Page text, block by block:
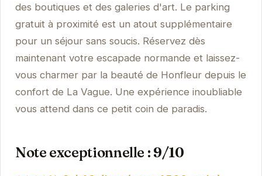
des boutiques et des galeries d'art. Le parking
gratuit à proximité est un atout supplémentaire
pour un séjour sans soucis. Réservez dès
maintenant votre escapade normande et laissez-
vous charmer par la beauté de Honfleur depuis le
confort de La Vague. Une expérience inoubliable
vous attend dans ce petit coin de paradis.
Note exceptionnelle : 9/10